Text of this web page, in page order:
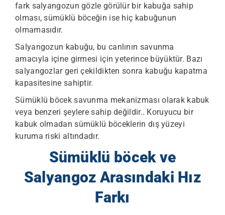
fark salyangozun gözle görülür bir kabuğa sahip
olması, sümüklü böceğin ise hiç kabuğunun
olmamasıdır.
Salyangozun kabuğu, bu canlının savunma
amacıyla içine girmesi için yeterince büyüktür. Bazı
salyangozlar geri çekildikten sonra kabuğu kapatma
kapasitesine sahiptir.
Sümüklü böcek savunma mekanizması olarak kabuk
veya benzeri şeylere sahip değildir.. Koruyucu bir
kabuk olmadan sümüklü böceklerin dış yüzeyi
kuruma riski altındadır.
Sümüklü böcek ve
Salyangoz Arasındaki Hız
Farkı